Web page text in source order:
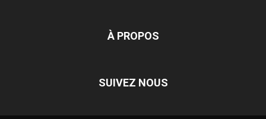
À PROPOS
SUIVEZ NOUS